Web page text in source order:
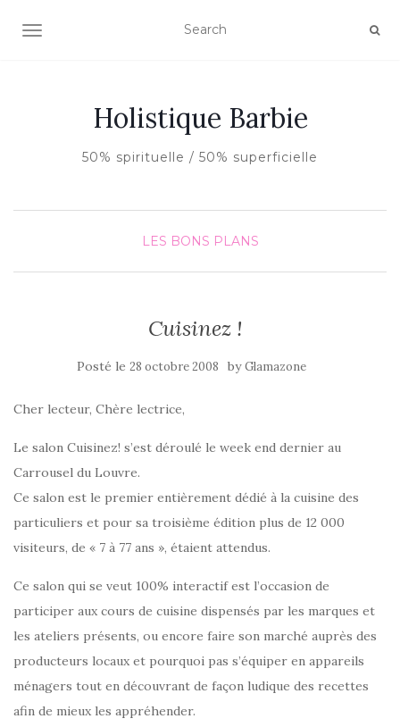
AFFICHER/MASQUER LA NAVIGATION
Holistique Barbie
50% spirituelle / 50% superficielle
LES BONS PLANS
Cuisinez !
Posté le 28 octobre 2008 byGlamazone
Cher lecteur, Chère lectrice,
Le salon Cuisinez! s’est déroulé le week end dernier au
Carrousel du Louvre.
Ce salon est le premier entièrement dédié à la cuisine des
particuliers et pour sa troisième édition plus de 12 000
visiteurs, de « 7 à 77 ans », étaient attendus.
Ce salon qui se veut 100% interactif est l’occasion de
participer aux cours de cuisine dispensés par les marques et
les ateliers présents, ou encore faire son marché auprès des
producteurs locaux et pourquoi pas s’équiper en appareils
ménagers tout en découvrant de façon ludique des recettes
afin de mieux les appréhender.